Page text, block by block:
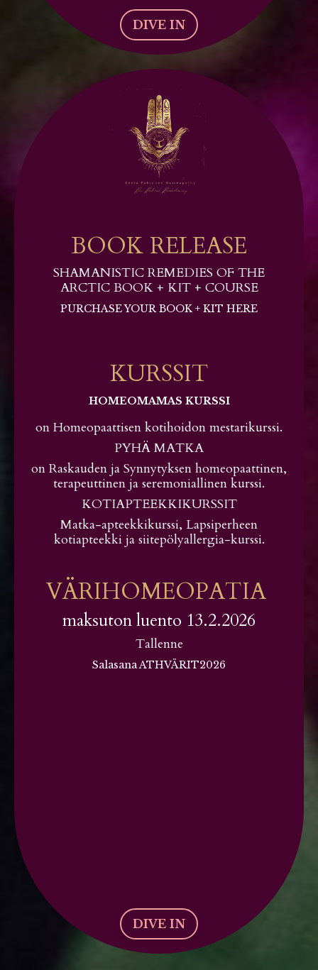
DIVE IN
BOOK RELEASE
SHAMANISTIC REMEDIES OF THE
ARCTIC BOOK + KIT + COURSE
PURCHASE YOUR BOOK + KIT HERE
KURSSIT
HOMEOMAMAS KURSSI
on Homeopaattisen kotihoidon mestarikurssi.
PYHÄ MATKA
on Raskauden ja Synnytyksen homeopaattinen,
terapeuttinen ja seremoniallinen kurssi.
KOTIAPTEEKKIKURSSIT
Matka-apteekkikurssi, Lapsiperheen
kotiapteekki ja siitepölyallergia-kurssi.
VÄRIHOMEOPATIA
maksuton luento 13.2.2026
Tallenne
Salasana ATHVÄRIT2026
DIVE IN